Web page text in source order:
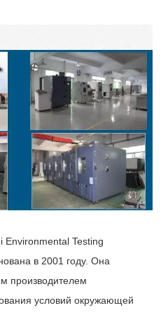
Testing
в 2001 году. Она
производителем
условий окружающей